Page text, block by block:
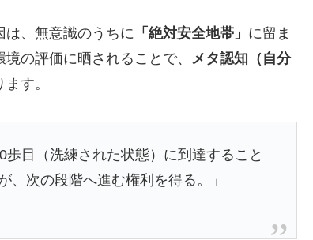
は、無意識のうちに 「絶対安全地帯」 に留ま
の評価に晒されることで、
メタ認知（自分
す。
歩目（洗練された状態）に到達すること
次の段階へ進む権利を得る。」